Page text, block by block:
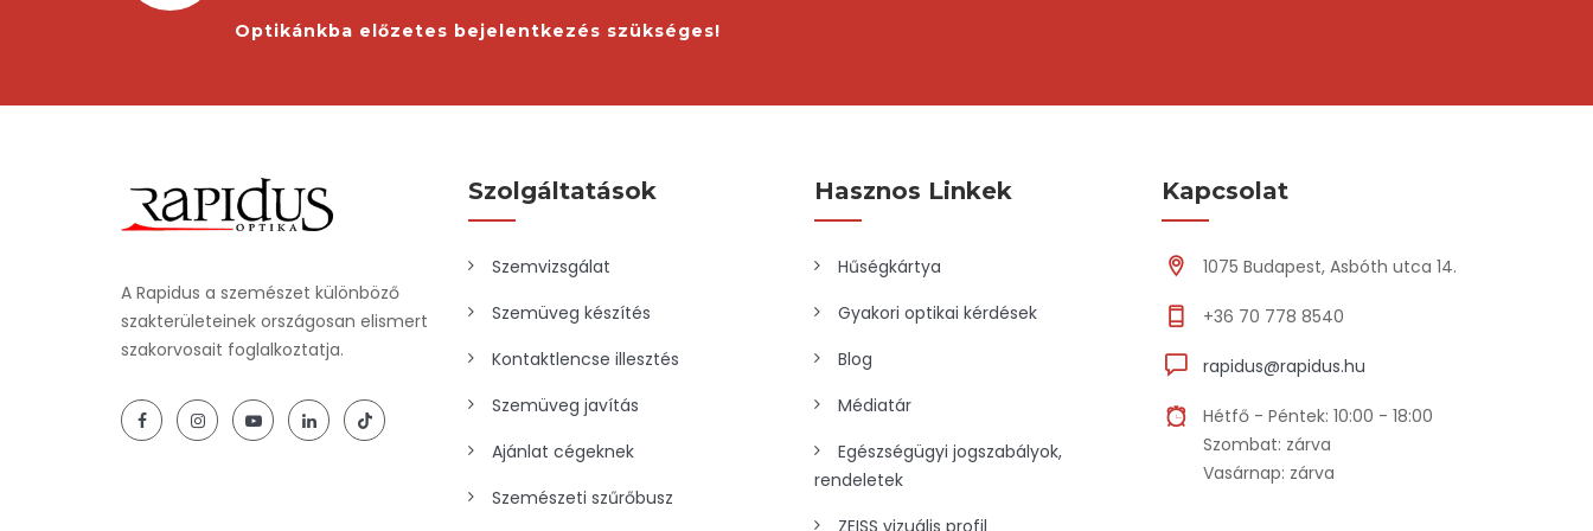
Optikánkba előzetes bejelentkezés szükséges!
A Rapidus a szemészet különböző
szakterületeinek országosan elismert
szakorvosait foglalkoztatja.
Szolgáltatások
Szemvizsgálat
Szemüveg készítés
Kontaktlencse illesztés
Szemüveg javítás
Ajánlat cégeknek
Szemészeti szűrőbusz
Hasznos Linkek
Hűségkártya
Gyakori optikai kérdések
Blog
Médiatár
Egészségügyi jogszabályok,
rendeletek
ZEISS vizuális profil
Kapcsolat
1075 Budapest, Asbóth utca 14.
+36 70 778 8540
rapidus@rapidus.hu
Hétfő - Péntek: 10:00 - 18:00
Szombat: zárva
Vasárnap: zárva